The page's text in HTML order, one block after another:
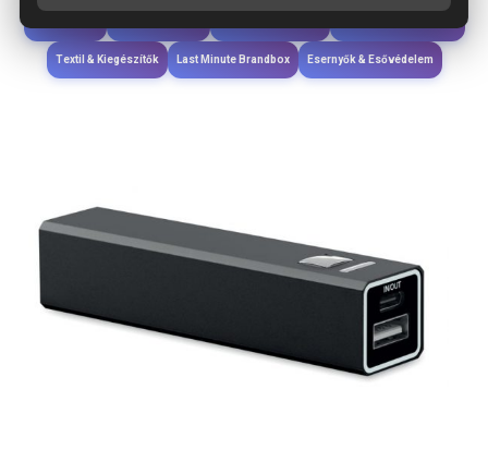
Textil & Kiegészítők Last Minute Brandbox Esernyők & Esővédelem